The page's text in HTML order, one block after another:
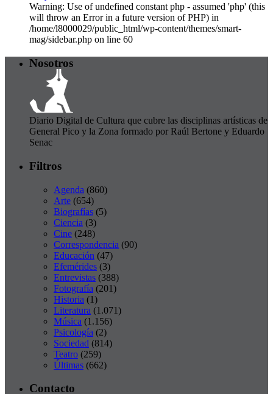
Warning: Use of undefined constant php - assumed 'php' (this
will throw an Error in a future version of PHP) in
/home/l8000029/public_html/wp-content/themes/smart-
mag/sidebar.php on line 60
Nosotros
Diario Digital de Cultura que cubre las disciplinas artísticas de
General Pico y la Zona formado por Raúl Bertone y Eduardo
Senac
Filtros
Agenda (860)
Arte (654)
Biografías (5)
Ciencia (3)
Cine (248)
Correspondencia (90)
Educación (47)
Efemérides (3)
Entrevistas (388)
Fotografía (201)
Historia (1)
Literatura (1.071)
Música (1.156)
Psicología (2)
Sociedad (814)
Teatro (259)
Últimas (662)
Contacto